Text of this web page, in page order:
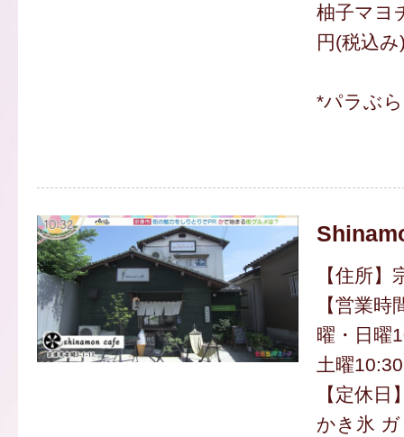
柚子マヨ
円(税込み
*パラぶ
【住所
【営業
曜・日曜
土曜
【定休日
かき氷